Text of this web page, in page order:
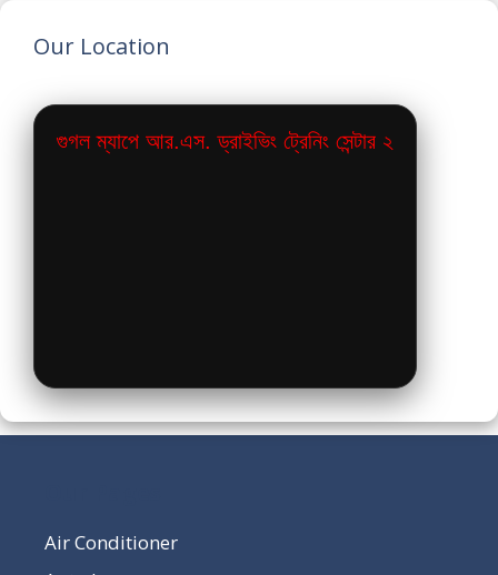
Our Location
গুগল ম্যাপে আর.এস. ড্রাইভিং ট্রেনিং সেন্টার ২
Air Conditioner